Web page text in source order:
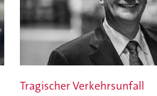
Tragischer Verkehrsunfall